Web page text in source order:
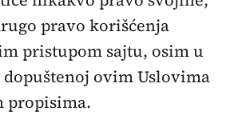
pravo korišćenja
pristupom sajtu, osim u
ovim Uslovima